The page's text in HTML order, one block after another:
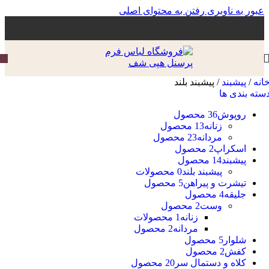
عبور به ناوبری رفتن به محتوای اصلی
/ پیشبند/ پیشبند بلند
بندی ها
روپوش36 محصول
زنانه13 محصول
مردانه23 محصول
اسکراپ2 محصول
پیشبند14 محصول
پیشبند بلند0 محصولات
تیشرت و پیراهن5 محصول
جلیقه4 محصول
وست2 محصول
زنانه 1 محصولات
مردانه2 محصول
شلوار 5 محصول
کفش2 محصول
کلاه و دستمال سر 20 محصول